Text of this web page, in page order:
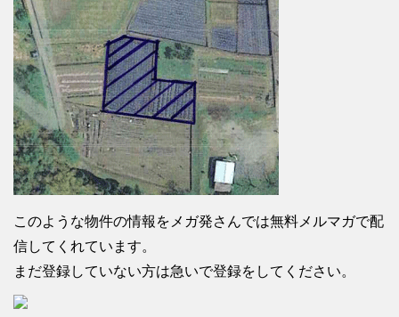
このような物件の情報をメガ発さんでは無料メルマガで配
信してくれています。
まだ登録していない方は急いで登録をしてください。